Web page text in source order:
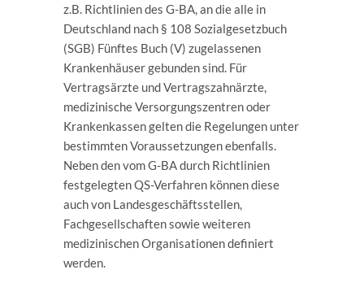
z.B. Richtlinien des G-BA, an die alle in
Deutschland nach § 108 Sozialgesetzbuch
(SGB) Fünftes Buch (V) zugelassenen
Krankenhäuser gebunden sind. Für
Vertragsärzte und Vertragszahnärzte,
medizinische Versorgungszentren oder
Krankenkassen gelten die Regelungen unter
bestimmten Voraussetzungen ebenfalls.
Neben den vom G-BA durch Richtlinien
festgelegten QS-Verfahren können diese
auch von Landesgeschäftsstellen,
Fachgesellschaften sowie weiteren
medizinischen Organisationen definiert
werden.